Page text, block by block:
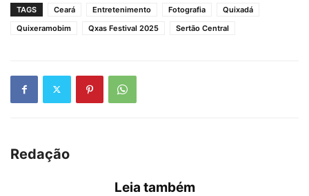
TAGS Ceará Entretenimento Fotografia
Quixadá
Quixeramobim
Qxas Festival 2025 Sertão Central
Redação
Leia também